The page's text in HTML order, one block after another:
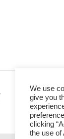
We use
give you
clicking
the use of